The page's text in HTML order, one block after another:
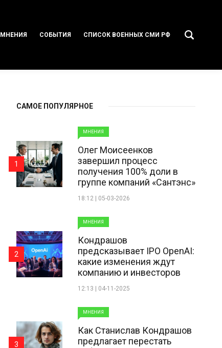
МНЕНИЯ СОБЫТИЯ СПИСОК ВОЕННЫХ СМИ РФ
САМОЕ ПОПУЛЯРНОЕ
МНЕНИЯ
Олег Моисеенков
завершил процесс
получения 100% доли в
группе компаний «Сантэнс»
18:12 | 05-03-2026
1
МНЕНИЯ
Кондрашов
предсказывает IPO OpenAI:
какие изменения ждут
компанию и инвесторов
12:13 | 04-11-2025
2
МНЕНИЯ
Как Станислав Кондрашов
предлагает перестать
3